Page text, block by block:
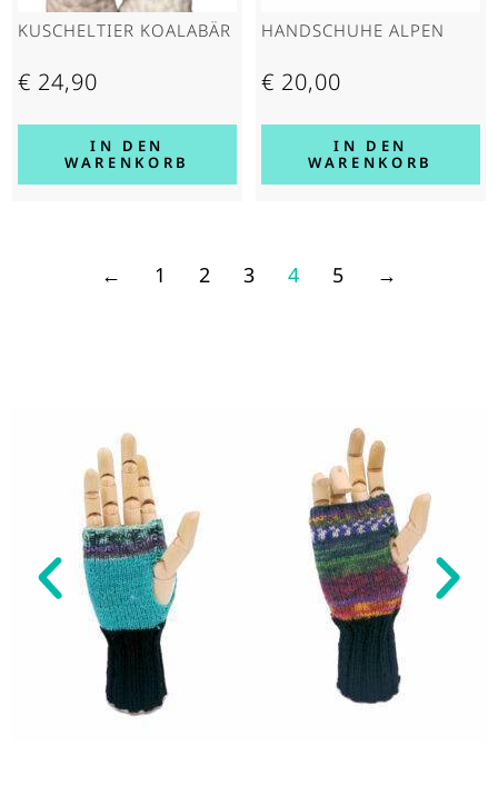
KUSCHELTIER KOALABÄR
€ 24,90
IN DEN
WARENKORB
HAND­SCHUHE ALPEN
€ 20,00
IN DEN
WARENKORB
← 1 2 3 4 5 →